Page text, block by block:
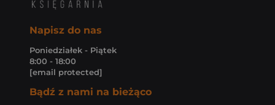
Napisz do nas
Poniedziałek - Piątek
8:00 - 18:00
[email protected]
Bądź z nami na bieżąco